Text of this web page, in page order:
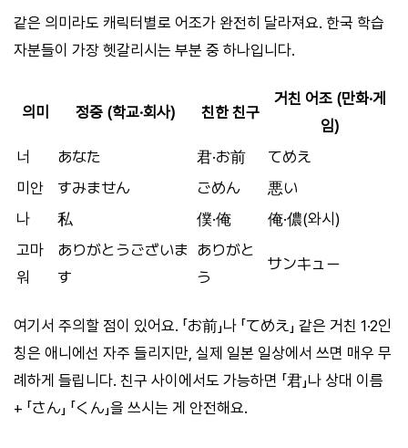
같은 의미라도 캐릭터별로 어조가 완전히 달라져요. 한국 학습
자분들이 가장 헷갈리시는 부분 중 하나입니다.
의미 정중 (학교·회사) 친한 친구
거친 어조 (만화·게
임)
너
あなた 君·お前
てめえ
미안
すみません ごめん
悪い
나
私 僕·俺
俺·儂(와시)
고마
워
ありがとうございま
す
ありがと
う
サンキュー
여기서 주의할 점이 있어요. 「お前」나 「てめえ」 같은 거친 1·2인
칭은 애니에선 자주 들리지만, 실제 일본 일상에서 쓰면 매우 무
례하게 들립니다. 친구 사이에서도 가능하면 「君」나 상대 이름
+ 「さん」 「くん」을 쓰시는 게 안전해요.